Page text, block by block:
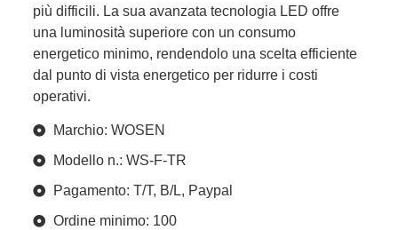
più difficili. La sua avanzata tecnologia LED offre
una luminosità superiore con un consumo
energetico minimo, rendendolo una scelta efficiente
dal punto di vista energetico per ridurre i costi
operativi.
Marchio: WOSEN
Modello n.: WS-F-TR
Pagamento: T/T, B/L, Paypal
Ordine minimo: 100